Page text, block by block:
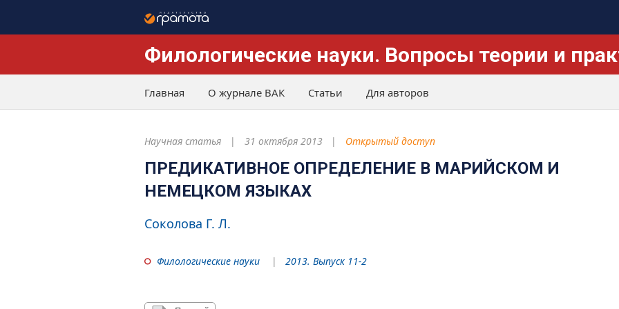
Филологические науки. Вопросы теории и
Главная О журнале ВАК Статьи Для авторов
Научная статья 31 октября 2013 Открытый доступ
ПРЕДИКАТИВНОЕ ОПРЕДЕЛЕНИЕ В МАРИЙСКОМ И
НЕМЕЦКОМ ЯЗЫКАХ
Соколова Г. Л.
Филологические науки 2013. Выпуск 11-2